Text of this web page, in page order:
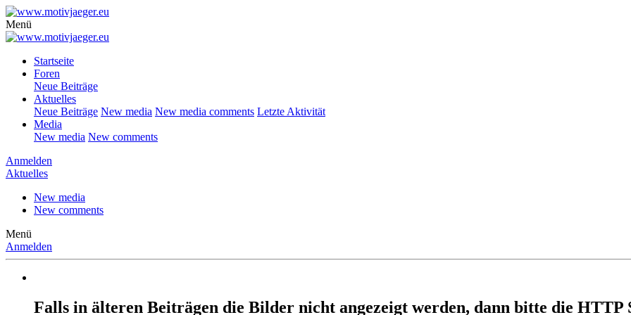
Menü
Startseite
Foren
Neue Beiträge
Aktuelles
Neue Beiträge New media New media comments Letzte Aktivität
Media
New media New comments
Anmelden
Aktuelles
New media
New comments
Menü
Anmelden
Falls in älteren Beiträgen die Bilder nicht angezeigt werden, dann bitte die HTTP